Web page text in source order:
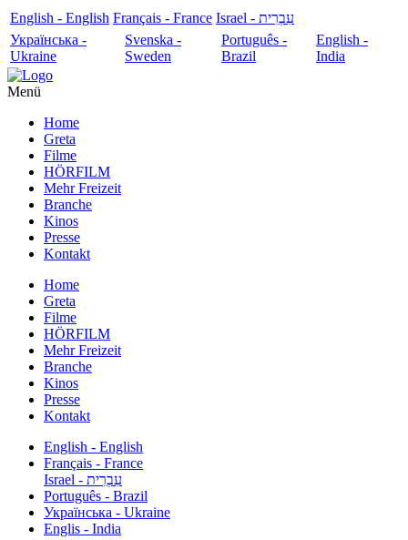
English - English Français - France
עִבְרִית - Israel
Українська -
Ukraine
Svenska -
Sweden
Português -
Brazil
English -
India
Menü
Home
Greta
Filme
HÖRFILM
Mehr Freizeit
Branche
Kinos
Presse
Kontakt
Home
Greta
Filme
HÖRFILM
Mehr Freizeit
Branche
Kinos
Presse
Kontakt
English - English
Français - France
עִבְרִית - Israel
Português - Brazil
Українська - Ukraine
Englis - India